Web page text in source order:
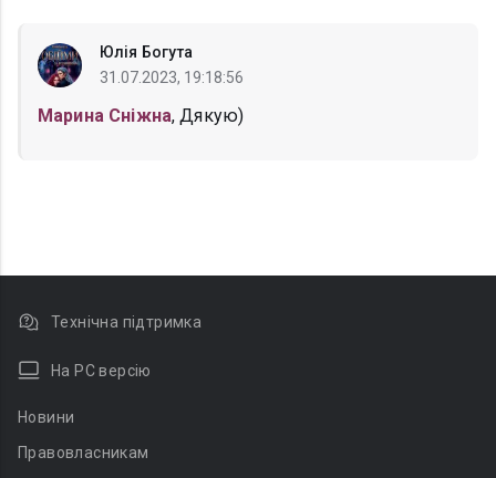
Юлія Богута
31.07.2023, 19:18:56
Марина Сніжна, Дякую)
Технічна підтримка
На PC версію
Новини
Правовласникам